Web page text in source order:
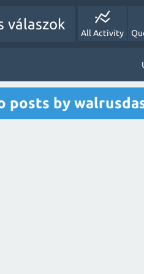
válaszok
All Activity
posts by